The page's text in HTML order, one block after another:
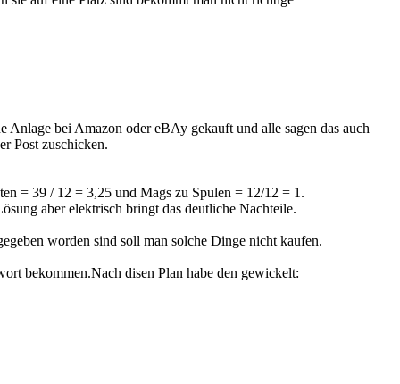
bei Amazon oder eBAy gekauft und alle sagen das auch
Post zuschicken.
= 39 / 12 = 3,25 und Mags zu Spulen = 12/12 = 1.
aber elektrisch bringt das deutliche Nachteile.
worden sind soll man solche Dinge nicht kaufen.
bekommen.Nach disen Plan habe den gewickelt: